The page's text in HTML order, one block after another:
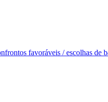
favoráveis / escolhas de